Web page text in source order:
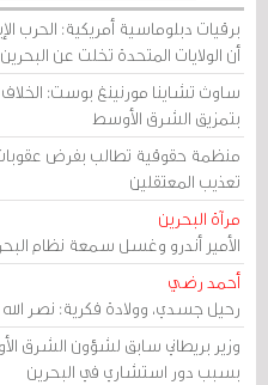
برقيات دبلوماسية أمريكية: الحرب
أن الولايات المتحدة تخلت عن
ساوث تشاينا مورنينغ بوست:
بتمزيق الشرق الأوسط
منظمة حقوقية تطالب بفرض
تعذيب المعتقلين
مرآة البحرين
الأمير أندرو وغسل سمعة نظام
أحمد رضي
رحيل جسدي، وولادة فكرية: نصر
وزير بريطاني سابق لشؤون الشرق
بسبب دور استشاري في البحرين